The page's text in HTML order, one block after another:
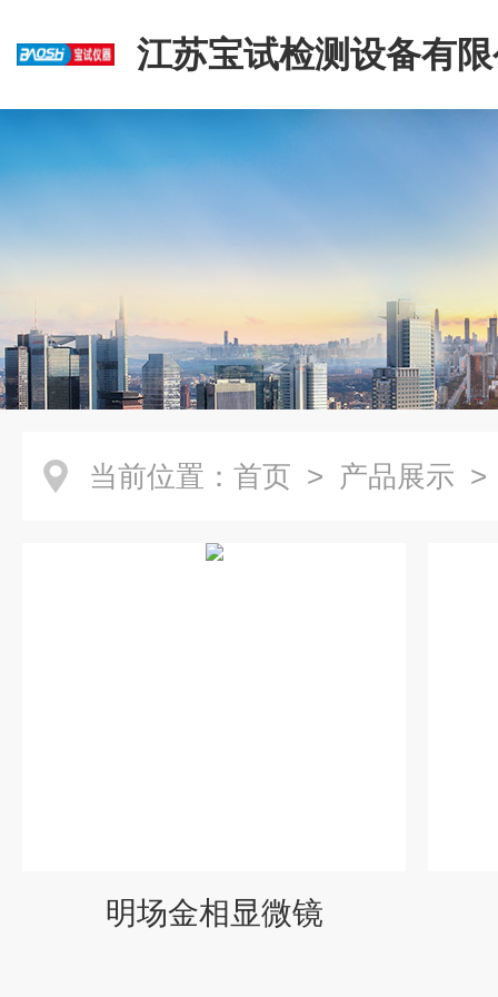
江苏宝试检测设备有
当前位置： 首页 > 产品展示
明场金相显微镜